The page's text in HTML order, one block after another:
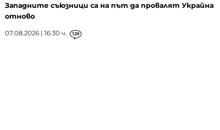
Западните съюзници са на път да провалят Украйна
отново
07.08.2026 | 16:30 ч. 129